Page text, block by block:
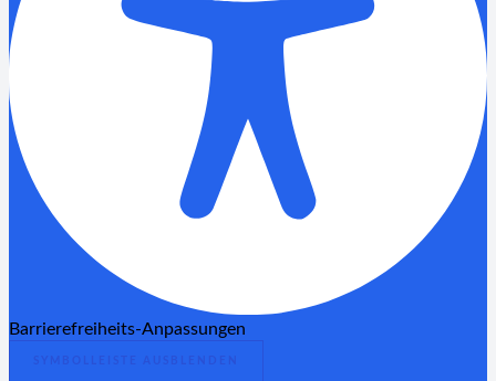
Barrierefreiheits-Anpassungen